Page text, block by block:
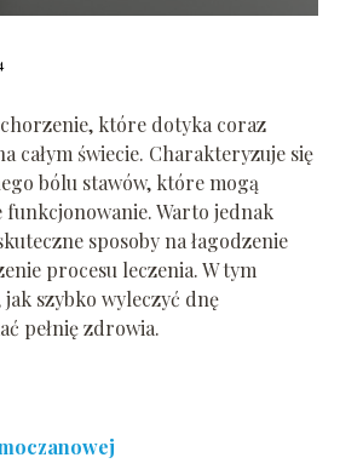
które dotyka coraz
całym świecie. Charakteryzuje się
bólu stawów, które mogą
Warto jednak
sposoby na łagodzenie
procesu leczenia. W tym
szybko wyleczyć dnę
pełnię zdrowia.